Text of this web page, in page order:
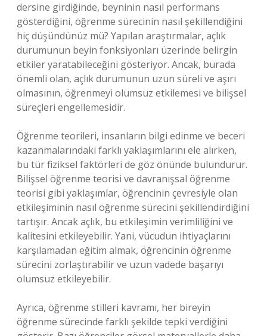
dersine girdiğinde, beyninin nasıl performans
gösterdiğini, öğrenme sürecinin nasıl şekillendiğini
hiç düşündünüz mü? Yapılan araştırmalar, açlık
durumunun beyin fonksiyonları üzerinde belirgin
etkiler yaratabileceğini gösteriyor. Ancak, burada
önemli olan, açlık durumunun uzun süreli ve aşırı
olmasının, öğrenmeyi olumsuz etkilemesi ve bilişsel
süreçleri engellemesidir.
Öğrenme teorileri, insanların bilgi edinme ve beceri
kazanmalarındaki farklı yaklaşımlarını ele alırken,
bu tür fiziksel faktörleri de göz önünde bulundurur.
Bilişsel öğrenme teorisi ve davranışsal öğrenme
teorisi gibi yaklaşımlar, öğrencinin çevresiyle olan
etkileşiminin nasıl öğrenme sürecini şekillendirdiğini
tartışır. Ancak açlık, bu etkileşimin verimliliğini ve
kalitesini etkileyebilir. Yani, vücudun ihtiyaçlarını
karşılamadan eğitim almak, öğrencinin öğrenme
sürecini zorlaştırabilir ve uzun vadede başarıyı
olumsuz etkileyebilir.
Ayrıca, öğrenme stilleri kavramı, her bireyin
öğrenme sürecinde farklı şekilde tepki verdiğini